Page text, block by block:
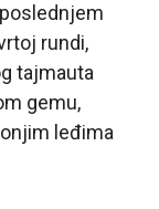
rundi,
tajmauta
gemu,
leđima